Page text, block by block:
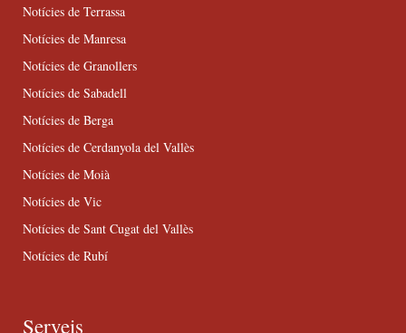
Notícies de Terrassa
Notícies de Manresa
Notícies de Granollers
Notícies de Sabadell
Notícies de Berga
Notícies de Cerdanyola del Vallès
Notícies de Moià
Notícies de Vic
Notícies de Sant Cugat del Vallès
Notícies de Rubí
Serveis